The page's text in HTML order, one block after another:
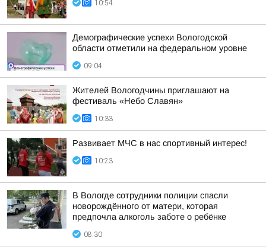
10:54
Демографические успехи Вологодской
области отметили на федеральном уровне
09:04
Жителей Вологодчины приглашают на
фестиваль «Небо Славян»
10:33
Развивает МЧС в нас спортивный интерес!
10:23
В Вологде сотрудники полиции спасли
новорождённого от матери, которая
предпочла алкоголь заботе о ребёнке
08:30